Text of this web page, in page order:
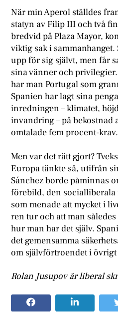
När min Aperol ställdes
statyn av Filip III och två
bredvid på Plaza Mayor,
viktig sak i
upp för sig självt, men får
sina vänner och
har man Portugal som
Spanien har lagt sina
inredningen – klimatet,
invandring – på bekostnad
omtalade fem procent-krav.
Men var det rätt gjort?
Europa tänkte så, utifrån
Sánchez borde påminnas
förebild, den socialliberala
som menade att mycket i
ren tur och att man
hur man har det själv.
det gemensamma
om självförtroendet i
Rolan Jusupov är liberal